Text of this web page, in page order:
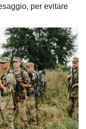
per evitare